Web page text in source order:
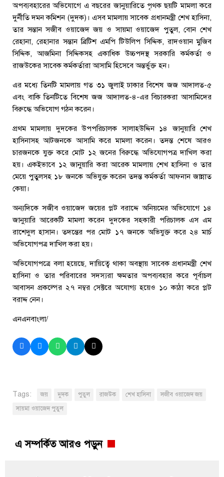
অপব্যবহারের অভিযোগে এ বছরের জানুয়ারিতে পৃথক ছয়টি মামলা করে
দুর্নীতি দমন কমিশন (দুদক)। এসব মামলায় সাবেক প্রধানমন্ত্রী শেখ হাসিনা,
তার সন্তান সজীব ওয়াজেদ জয় ও সায়মা ওয়াজেদ পুতুল, বোন শেখ
রেহানা, রেহানার সন্তান ব্রিটিশ এমপি টিউলিপ সিদ্দিক, রাদওয়ান মুজিব
সিদ্দিক, আজমিনা সিদ্দিকসহ একাধিক উচ্চপদস্থ সরকারি কর্মকর্তা ও
রাজউকের সাবেক কর্মকর্তারা আসামি হিসেবে অন্তর্ভুক্ত হন।
এর মধ্যে তিনটি মামলায় গত ৩১ জুলাই ঢাকার বিশেষ জজ আদালত-৫
এবং বাকি তিনটিতে বিশেষ জজ আদালত-৪-এর বিচারকরা আসামিদের
বিরুদ্ধে অভিযোগ গঠন করেন।
প্রথম মামলায় দুদকের উপপরিচালক সালাহউদ্দিন ১৪ জানুয়ারি শেখ
হাসিনাসহ আটজনকে আসামি করে মামলা করেন। তদন্ত শেষে আরও
চারজনকে যুক্ত করে মোট ১২ জনের বিরুদ্ধে অভিযোগপত্র দাখিল করা
হয়। একইভাবে ১২ জানুয়ারি করা আরেক মামলায় শেখ হাসিনা ও তার
মেয়ে পুতুলসহ ১৮ জনকে অভিযুক্ত করেন তদন্ত কর্মকর্তা আফনান জান্নাত
কেয়া।
অন্যদিকে সজীব ওয়াজেদ জয়ের প্লট বরাদ্দে অনিয়মের অভিযোগে ১৪
জানুয়ারি আরেকটি মামলা করেন দুদকের সহকারী পরিচালক এস এম
রাশেদুল হাসান। তদন্তের পর মোট ১৭ জনকে অভিযুক্ত করে ২৪ মার্চ
অভিযোগপত্র দাখিল করা হয়।
অভিযোগপত্রে বলা হয়েছে, দায়িত্বে থাকা অবস্থায় সাবেক প্রধানমন্ত্রী শেখ
হাসিনা ও তার পরিবারের সদস্যরা ক্ষমতার অপব্যবহার করে পূর্বাচল
আবাসন প্রকল্পের ২৭ নম্বর সেক্টরে অযোগ্য হয়েও ১০ কাঠা করে প্লট
বরাদ্দ নেন।
এনএনবাংলা/
Tags: জয় দুদক পুতুল রাজউক শেখ হাসিনা
সজীব ওয়াজেদ জয়
সায়মা ওয়াজেদ পুতুল
এ সম্পর্কিত আরও পড়ুন